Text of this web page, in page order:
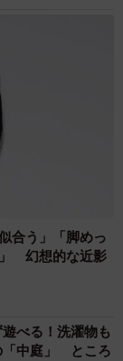
合う」「脚めっ
」 幻想的な近影
べる！洗濯物も
「中庭」 ところ